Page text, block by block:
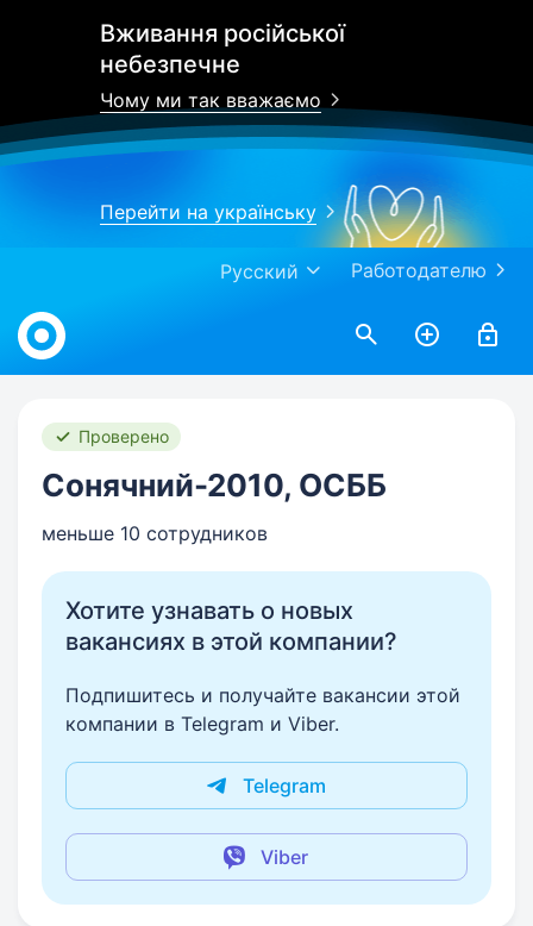
Вживання російської
небезпечне
Чому ми так вважаємо
Перейти на українську
Работодателю
Русский
Work.ua
Проверено
Сонячний-2010, ОСББ
меньше 10 сотрудников
Хотите узнавать о новых
вакансиях в этой компании?
Подпишитесь и получайте вакансии этой
компании в Telegram и Viber.
Telegram
Viber